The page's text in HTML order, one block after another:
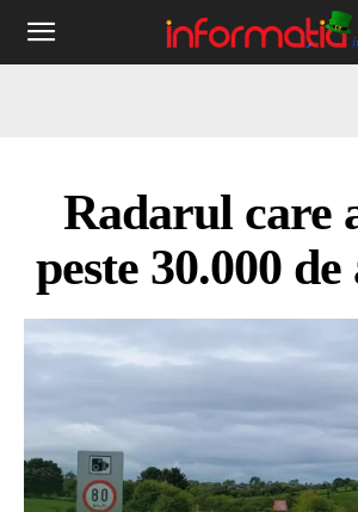
Informația
Radarul care
peste 30.000